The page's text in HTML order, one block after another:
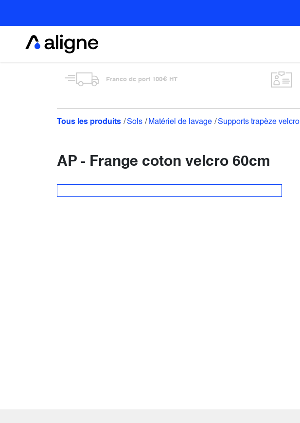
Franco de port 100€ HT
Tous les produits Sols Matériel de lavage Supports trapèze velcro
AP - Frange coton velcro 60cm